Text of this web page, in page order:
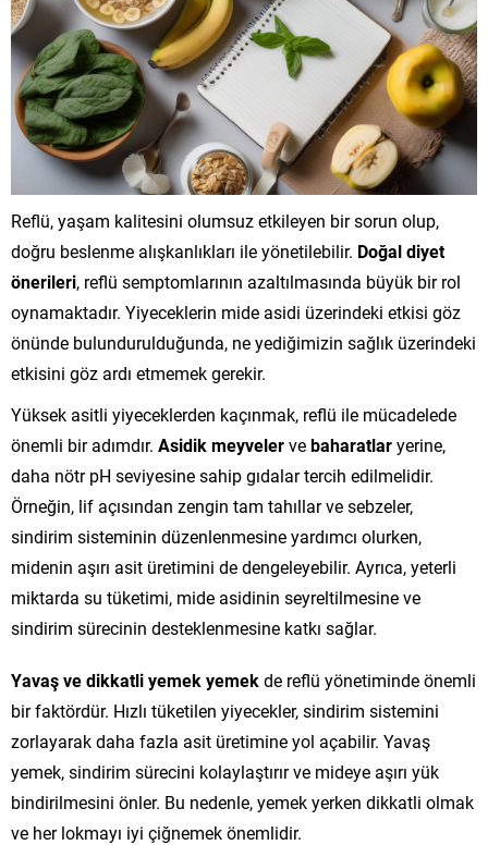
Reflü, yaşam kalitesini olumsuz etkileyen bir sorun olup,
doğru beslenme alışkanlıkları ile yönetilebilir. Doğal diyet
önerileri, reflü semptomlarının azaltılmasında büyük bir rol
oynamaktadır. Yiyeceklerin mide asidi üzerindeki etkisi göz
önünde bulundurulduğunda, ne yediğimizin sağlık üzerindeki
etkisini göz ardı etmemek gerekir.
Yüksek asitli yiyeceklerden kaçınmak, reflü ile mücadelede
önemli bir adımdır. Asidik meyvelervebaharatlaryerine,
daha nötr pH seviyesine sahip gıdalar tercih edilmelidir.
Örneğin, lif açısından zengin tam tahıllar ve sebzeler,
sindirim sisteminin düzenlenmesine yardımcı olurken,
midenin aşırı asit üretimini de dengeleyebilir. Ayrıca, yeterli
miktarda su tüketimi, mide asidinin seyreltilmesine ve
sindirim sürecinin desteklenmesine katkı sağlar.
Yavaş ve dikkatli yemek yemekde reflü yönetiminde önemli
bir faktördür. Hızlı tüketilen yiyecekler, sindirim sistemini
zorlayarak daha fazla asit üretimine yol açabilir. Yavaş
yemek, sindirim sürecini kolaylaştırır ve mideye aşırı yük
bindirilmesini önler. Bu nedenle, yemek yerken dikkatli olmak
ve her lokmayı iyi çiğnemek önemlidir.